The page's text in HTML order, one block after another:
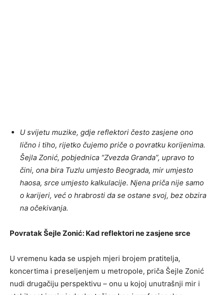
U svijetu muzike, gdje reflektori često zasjene ono
lično i tiho, rijetko čujemo priče o povratku korijenima.
Šejla Zonić, pobjednica “Zvezda Granda”, upravo to
čini, ona bira Tuzlu umjesto Beograda, mir umjesto
haosa, srce umjesto kalkulacije. Njena priča nije samo
o karijeri, već o hrabrosti da se ostane svoj, bez obzira
na očekivanja.
Povratak Šejle Zonić: Kad reflektori ne zasjene srce
U vremenu kada se uspjeh mjeri brojem pratitelja,
koncertima i preseljenjem u metropole, priča Šejle Zonić
nudi drugačiju perspektivu – onu u kojoj unutrašnji mir i